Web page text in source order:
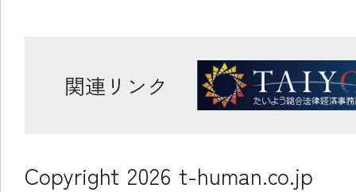
関連リンク
Copyright 2026 t-human.co.jp